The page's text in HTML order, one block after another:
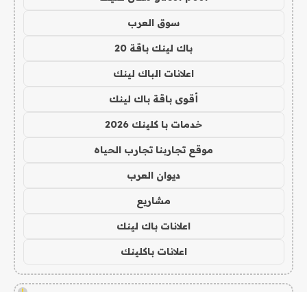
سوق العرب
باك لينك باقة 20
اعلانات الباك لينك
أقوى باقة باك لينك
خدمات با كلينك 2026
موقع تجاربنا تجارب الحياه
ديوان العرب
مشاريع
اعلانات باك لينك
اعلانات باكلينك